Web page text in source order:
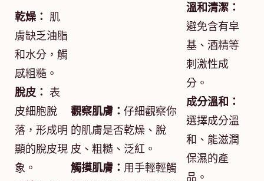
乾燥： 肌
膚缺乏油脂
和水分，觸
感粗糙。
脫皮： 表
皮細胞脫
落，形成明
顯的脫皮現
象。
觀察肌膚： 仔細觀察你
的肌膚是否乾燥、脫
皮、粗糙、泛紅。
觸摸肌膚： 用手輕輕觸
溫和清潔：
避免含有皁
基、酒精等
刺激性成
分。
成分溫和：
選擇成分溫
和、能滋潤
保濕的產
品。